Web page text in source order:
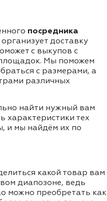
посредника
доставку
с выкупов с
Мы поможем
с размерами, а
различных
найти нужный вам
характеристики тех
и мы найдём их по
какой товар вам
диапозоне, ведь
можно преобретать как